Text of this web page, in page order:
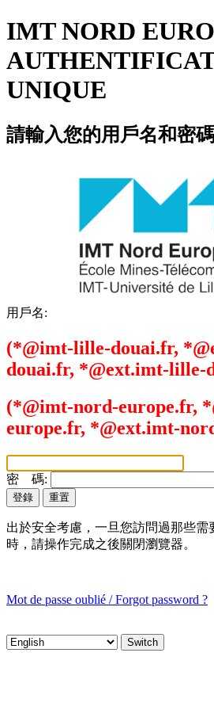
IMT NORD
UNIQUE
請輸入您的用戶名和密
用戶名:
(*@imt-lille-douai.fr,
douai.fr, *@ext.imt-lille-
(*@imt-nord-europe.fr,
europe.fr, *@ext.imt-
密 碼:
出於安全考慮，一旦您訪問過那些需
時，請操作完成之後關閉瀏覽器。
Mot de passe oublié / Forgot password ?